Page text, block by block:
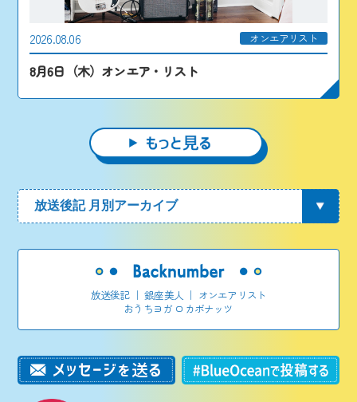
2026.08.06 オンエアリスト
8月6日（木）オンエア・リスト
放送後記｜銀座美人 ｜ オンエアリスト
おうちヨガ ロカボナッツ